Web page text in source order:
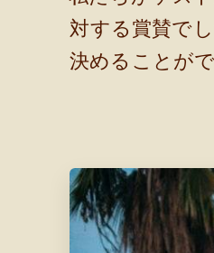
対する賞賛で
決めることが